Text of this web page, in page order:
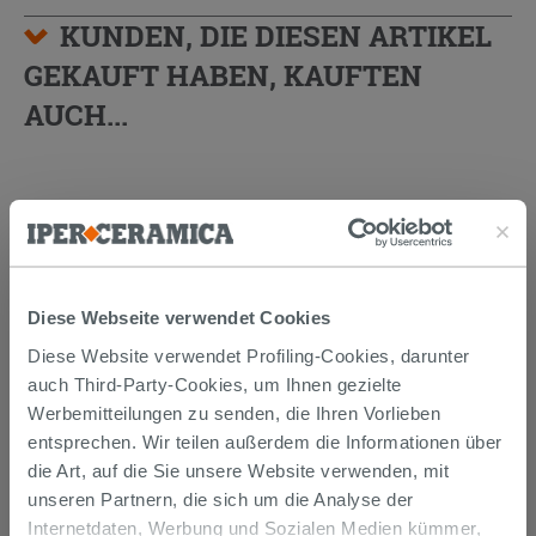
Diese Webseite verwendet Cookies
Diese Website verwendet Profiling-Cookies, darunter
auch Third-Party-Cookies, um Ihnen gezielte
Werbemitteilungen zu senden, die Ihren Vorlieben
entsprechen. Wir teilen außerdem die Informationen über
die Art, auf die Sie unsere Website verwenden, mit
unseren Partnern, die sich um die Analyse der
Internetdaten, Werbung und Sozialen Medien kümmer,
KUNDEN, DIE DIESEN ARTIKEL
GEKAUFT HABEN, KAUFTEN
AUCH...
ABLAUFGARNITUR MADRID Ø 90
mm FLANSCH EDELSTAHL